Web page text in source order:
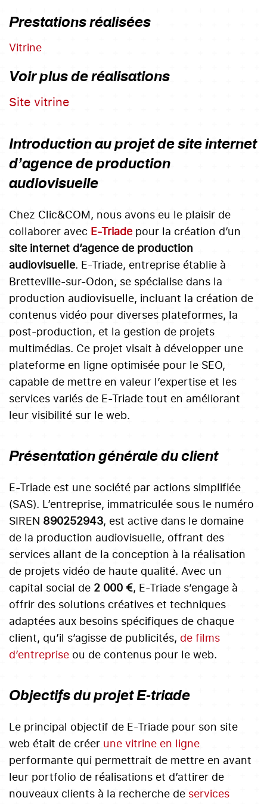
Prestations réalisées
Vitrine
Voir plus de réalisations
Site vitrine
Introduction au projet de site internet
d’agence de production
audiovisuelle
Chez Clic&COM, nous avons eu le plaisir de
collaborer avec E-Triade pour la création d’un
site internet d’agence de production
audiovisuelle. E-Triade, entreprise établie à
Bretteville-sur-Odon, se spécialise dans la
production audiovisuelle, incluant la création de
contenus vidéo pour diverses plateformes, la
post-production, et la gestion de projets
multimédias. Ce projet visait à développer une
plateforme en ligne optimisée pour le SEO,
capable de mettre en valeur l’expertise et les
services variés de E-Triade tout en améliorant
leur visibilité sur le web.
Présentation générale du client
E-Triade est une société par actions simplifiée
(SAS). L’entreprise, immatriculée sous le numéro
SIREN 890252943, est active dans le domaine
de la production audiovisuelle, offrant des
services allant de la conception à la réalisation
de projets vidéo de haute qualité. Avec un
capital social de 2 000 €, E-Triade s’engage à
offrir des solutions créatives et techniques
adaptées aux besoins spécifiques de chaque
client, qu’il s’agisse de publicités, de films
d’entreprise ou de contenus pour le web.
Objectifs du projet E-triade
Le principal objectif de E-Triade pour son site
web était de créer une vitrine en ligne
performante qui permettrait de mettre en avant
leur portfolio de réalisations et d’attirer de
nouveaux clients à la recherche de services